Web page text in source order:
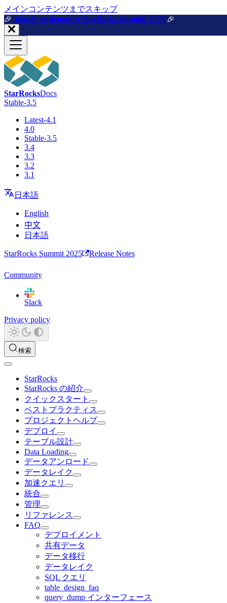
メインコンテンツまでスキップ
🎉️ Watch on demand: StarRocks Summit 2025 🎉️
StarRocksDocs
Stable-3.5
Latest-4.1
4.0
Stable-3.5
3.4
3.3
3.2
3.1
日本語
English
中文
日本語
StarRocks Summit 2025 Release Notes
Community
Slack
Privacy policy
検索
StarRocks
StarRocks の紹介
クイックスタート
ベストプラクティス
プロジェクトヘルプ
デプロイ
テーブル設計
Data Loading
データアンロード
データレイク
加速クエリ
統合
管理
リファレンス
FAQ
デプロイメント
共有データ
データ移行
データレイク
SQL クエリ
table_design_faq
query_dump インターフェース